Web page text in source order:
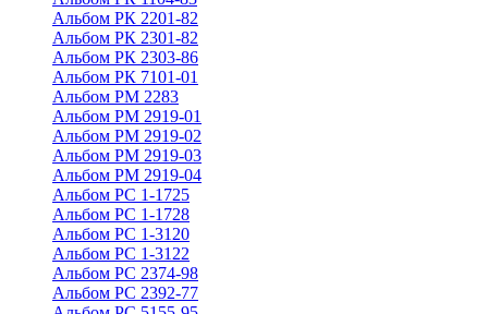
Альбом РК 2201-82
Альбом РК 2301-82
Альбом РК 2303-86
Альбом РК 7101-01
Альбом РМ 2283
Альбом РМ 2919-01
Альбом РМ 2919-02
Альбом РМ 2919-03
Альбом РМ 2919-04
Альбом РС 1-1725
Альбом РС 1-1728
Альбом РС 1-3120
Альбом РС 1-3122
Альбом РС 2374-98
Альбом РС 2392-77